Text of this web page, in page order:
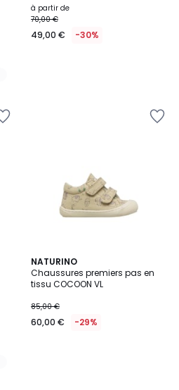
à partir de
70,00 €
49,00 € -30%
NATURINO
Chaussures premiers pas en
tissu COCOON VL
85,00 €
60,00 € -29%